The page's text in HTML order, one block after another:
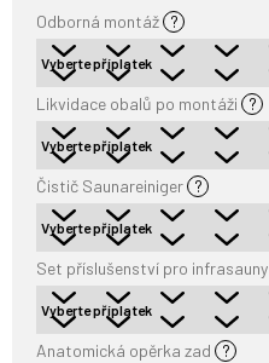
Odborná montáž ?
Likvidace obalů po montáži ?
Čistič Saunareiniger ?
Set příslušenství pro infrasauny
Anatomická opěrka zad ?